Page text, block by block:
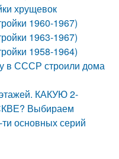
хрущевок
1960-1967)
1963-1967)
1958-1964)
в СССР строили дома
КАКУЮ 2-
Выбираем
основных серий